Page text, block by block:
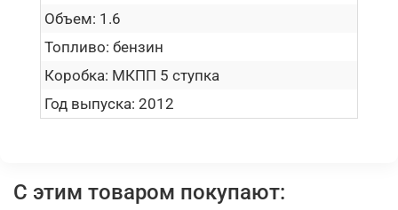
Объем: 1.6
Топливо: бензин
Коробка: МКПП 5 ступка
Год выпуска: 2012
С этим товаром покупают: